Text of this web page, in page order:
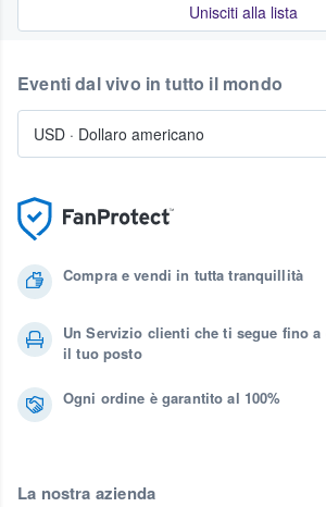
Unisciti alla lista
Compra e vendi in tutta tranquillità
Un Servizio clienti che ti segue fino
il tuo posto
Ogni ordine è garantito al 100%
La nostra azienda
Eventi dal vivo in tutto il mondo
USD · Dollaro americano